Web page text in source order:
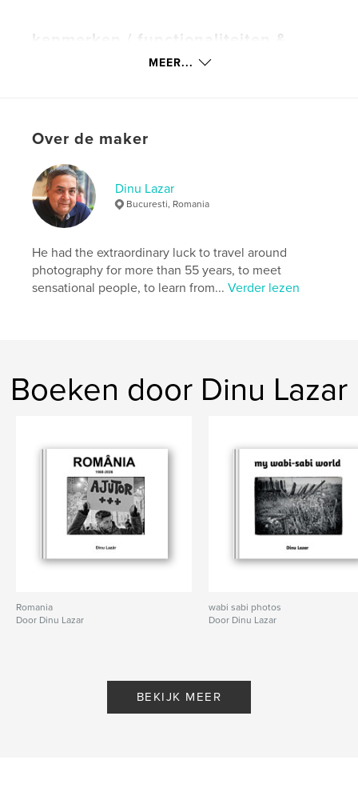
kenmerken / functionaliteiten &
Projectoptie:Standaard staand, 20×25 cm
Aantal pagina's:
ISBN
Hardcover, ImageWrap: 9798261091110
Datum publiceren:
TaalEnglish
Trefwoorden
fine art photography , ,
MEER...
Over de maker
Dinu Lazar
Bucuresti, Romania
He had the extraordinary luck to travel around
photography for more than 55 years, to meet
sensational people, to learn from...Verder lezen
Boeken door Dinu Lazar
Romania
Door Dinu Lazar
wabi sabi photos
Door Dinu Lazar
BEKIJK MEER